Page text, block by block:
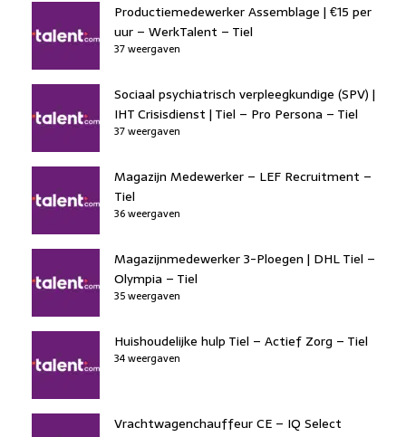
Productiemedewerker Assemblage | €15 per
uur – WerkTalent – Tiel
37 weergaven
Sociaal psychiatrisch verpleegkundige (SPV) |
IHT Crisisdienst | Tiel – Pro Persona – Tiel
37 weergaven
Magazijn Medewerker – LEF Recruitment –
Tiel
36 weergaven
Magazijnmedewerker 3-Ploegen | DHL Tiel –
Olympia – Tiel
35 weergaven
Huishoudelijke hulp Tiel – Actief Zorg – Tiel
34 weergaven
Vrachtwagenchauffeur CE – IQ Select